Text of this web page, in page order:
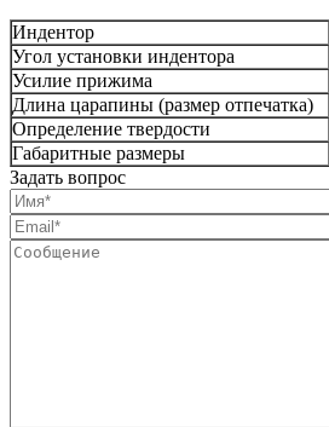
Индентор
Угол установки индентора
Усилие прижима
Длина царапины (размер отпечатка)
Определение твердости
Габаритные размеры
Задать вопрос